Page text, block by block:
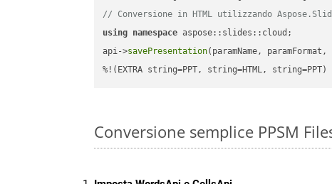
// Conversione in HTML utilizzando
using namespace
api->savePresentation(paramName,
%!(EXTRA string=PPT, string=HTML, string=PPT)
Conversione semplice PPSM